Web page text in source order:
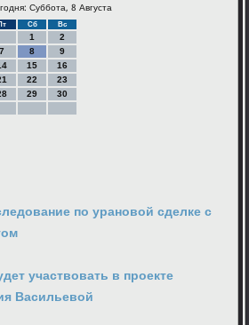
Суббота, 8 Августа
Сб Вс
1
2
7 8
9
15
16
22
23
29
30
по урановой сделке с
участвовать в проекте
Васильевой